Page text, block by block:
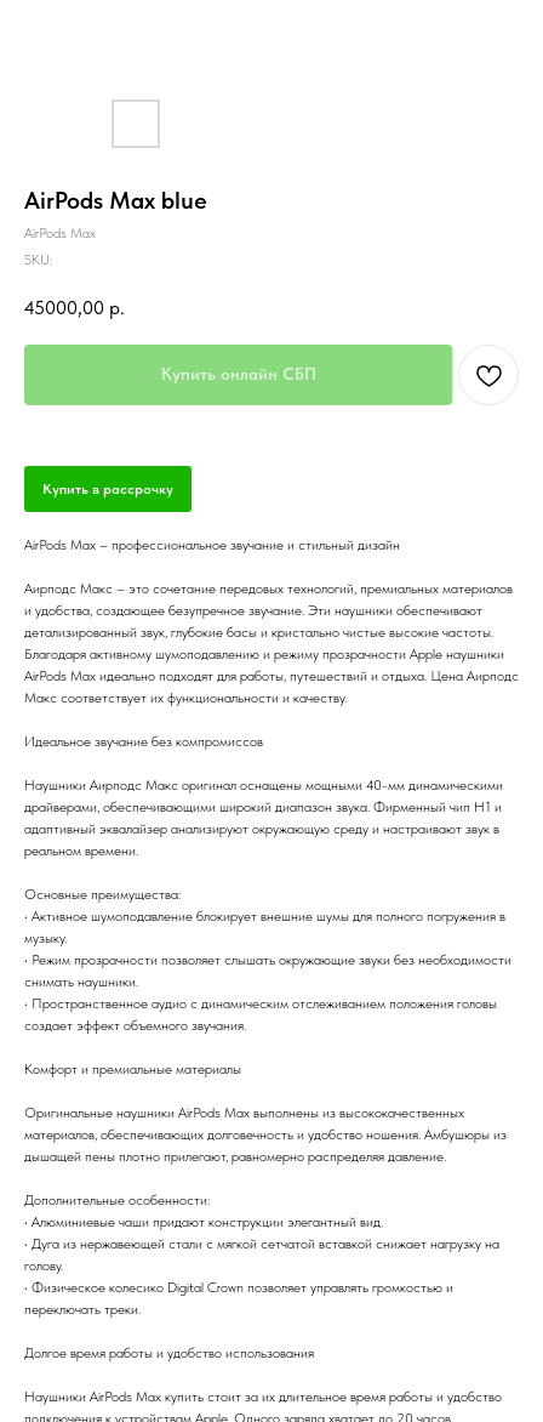
AirPods Max blue
AirPods Max
SKU:
45000,00 р.
Купить онлайн СБП
Купить в рассрочку
AirPods Max – профессиональное звучание и стильный дизайн
Аирподс Макс – это сочетание передовых технологий, премиальных материалов
и удобства, создающее безупречное звучание. Эти наушники обеспечивают
детализированный звук, глубокие басы и кристально чистые высокие частоты.
Благодаря активному шумоподавлению и режиму прозрачности Apple наушники
AirPods Max идеально подходят для работы, путешествий и отдыха. Цена Аирподс
Макс соответствует их функциональности и качеству.
Идеальное звучание без компромиссов
Наушники Аирподс Макс оригинал оснащены мощными 40-мм динамическими
драйверами, обеспечивающими широкий диапазон звука. Фирменный чип H1 и
адаптивный эквалайзер анализируют окружающую среду и настраивают звук в
реальном времени.
Основные преимущества:
• Активное шумоподавление блокирует внешние шумы для полного погружения в
музыку.
• Режим прозрачности позволяет слышать окружающие звуки без необходимости
снимать наушники.
• Пространственное аудио с динамическим отслеживанием положения головы
создает эффект объемного звучания.
Комфорт и премиальные материалы
Оригинальные наушники AirPods Max выполнены из высококачественных
материалов, обеспечивающих долговечность и удобство ношения. Амбушюры из
дышащей пены плотно прилегают, равномерно распределяя давление.
Дополнительные особенности:
• Алюминиевые чаши придают конструкции элегантный вид.
• Дуга из нержавеющей стали с мягкой сетчатой вставкой снижает нагрузку на
голову.
• Физическое колесико Digital Crown позволяет управлять громкостью и
переключать треки.
Долгое время работы и удобство использования
Наушники AirPods Max купить стоит за их длительное время работы и удобство
подключения к устройствам Apple. Одного заряда хватает до 20 часов